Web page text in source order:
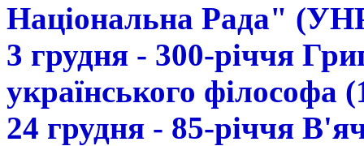
Національна Рада"
3 грудня - 300-річчя
українського філософа
24 грудня - 85-річчя